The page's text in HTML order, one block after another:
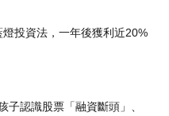
投資法，一年後獲利近20%
子認識股票「融資斷頭」、